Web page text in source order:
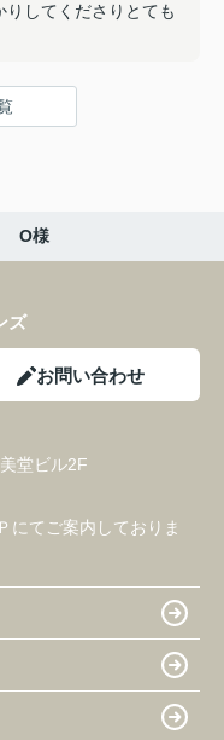
お家を探してくださ
できました。
返せたらなと思って
してくださりとても
O様
ズ
お問い合わせ
堂ビル2F
にてご案内しておりま